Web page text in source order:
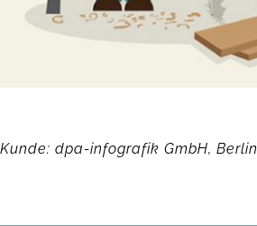
Kunde: dpa-infografik GmbH, Berlin